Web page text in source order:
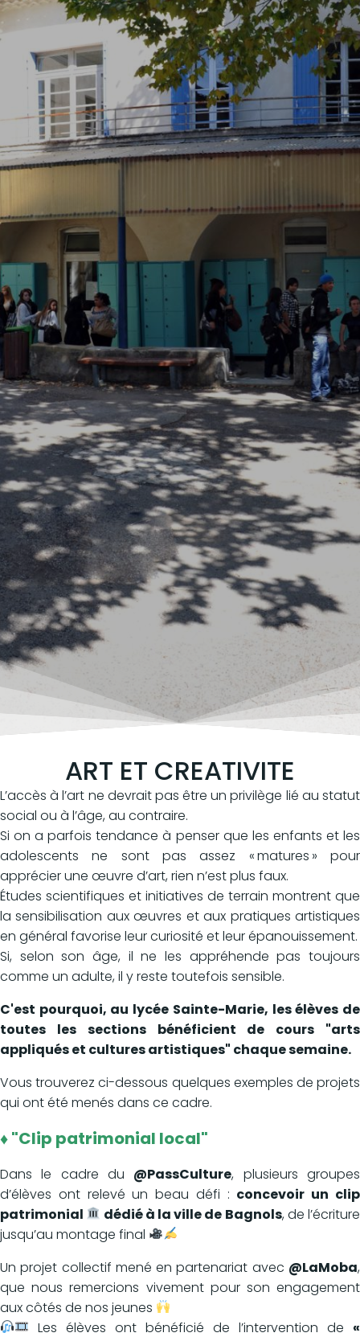
ART ET CREATIVITE
L’accès à l’art ne devrait pas être un privilège lié au statut
social ou à l’âge, au contraire.
Si on a parfois tendance à penser que les enfants et les
adolescents ne sont pas assez « matures » pour
apprécier une œuvre d’art, rien n’est plus faux.
Études scientifiques et initiatives de terrain montrent que
la sensibilisation aux œuvres et aux pratiques artistiques
en général favorise leur curiosité et leur épanouissement.
Si, selon son âge, il ne les appréhende pas toujours
comme un adulte, il y reste toutefois sensible.
C'est pourquoi, au lycée Sainte-Marie, les élèves de
toutes les sections bénéficient de cours "arts
appliqués et cultures artistiques" chaque semaine.
Vous trouverez ci-dessous quelques exemples de projets
qui ont été menés dans ce cadre.
♦ "Clip patrimonial local"
Dans le cadre du @PassCulture, plusieurs groupes
d’élèves ont relevé un beau défi : concevoir un clip
patrimonial
dédié à la ville de Bagnols, de l’écriture
jusqu’au montage final
Un projet collectif mené en partenariat avec @LaMoba,
que nous remercions vivement pour son engagement
aux côtés de nos jeunes
Les élèves ont bénéficié de l’intervention de «